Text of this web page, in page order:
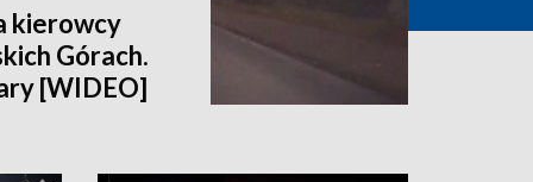
kierowcy
Górach.
[WIDEO]